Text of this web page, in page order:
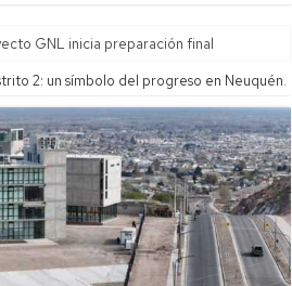
GNL inicia preparación final
2: un símbolo del progreso en Neuquén.